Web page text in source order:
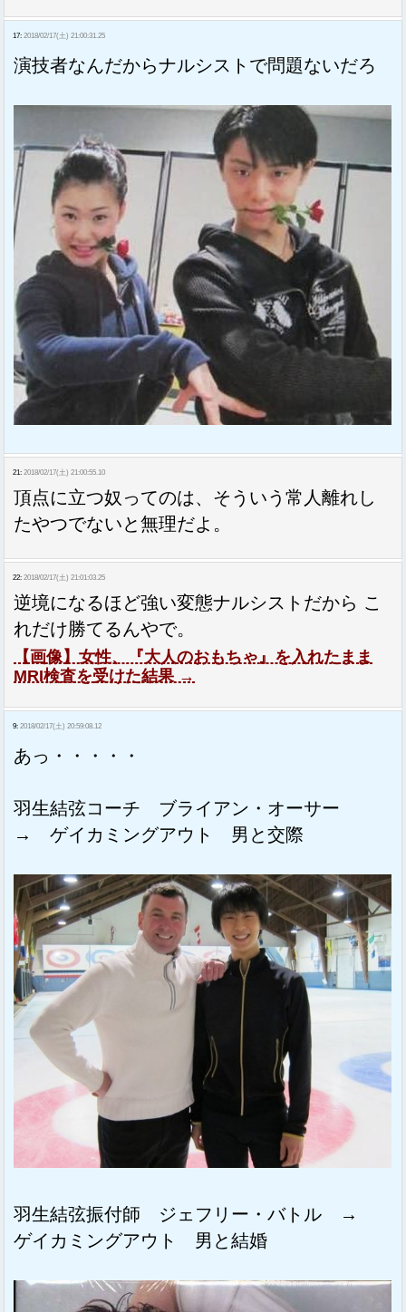
17: 2018/02/17(土) 21:00:31.25
演技者なんだからナルシストで問題ないだろ
21: 2018/02/17(土) 21:00:55.10
頂点に立つ奴ってのは、そういう常人離れし
たやつでないと無理だよ。
22: 2018/02/17(土) 21:01:03.25
逆境になるほど強い変態ナルシストだから こ
れだけ勝てるんやで。
【画像】女性、『大人のおもちゃ』を入れたまま
MRI検査を受けた結果 →
9: 2018/02/17(土) 20:59:08.12
あっ・・・・・
羽生結弦コーチ ブライアン・オーサー
→ ゲイカミングアウト 男と交際
羽生結弦振付師 ジェフリー・バトル →
ゲイカミングアウト 男と結婚